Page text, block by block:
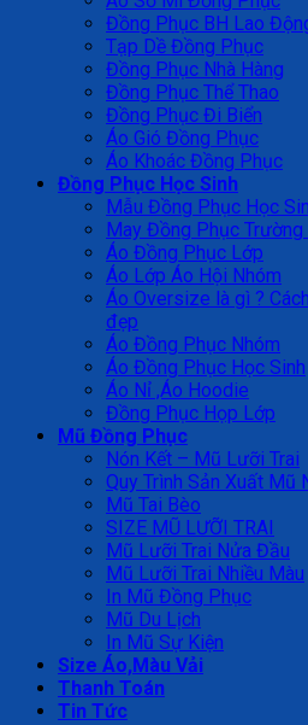
Đồng Phục BH Lao
Tạp Dề Đồng Phục
Đồng Phục Nhà Hàng
Đồng Phục Thể Thao
Đồng Phục Đi Biển
Áo Gió Đồng Phục
Áo Khoác Đồng Phục
Đồng Phục Học Sinh
Mẫu Đồng Phục Học
May Đồng Phục Trường
Áo Đồng Phục Lớp
Áo Lớp Áo Hội Nhóm
Áo Oversize là gì ?
đẹp
Áo Đồng Phục Nhóm
Áo Đồng Phục Học Sinh
Áo Nỉ ,Áo Hoodie
Đồng Phục Họp Lớp
Mũ Đồng Phục
Nón Kết – Mũ Lưỡi Trai
Quy Trình Sản Xuất Mũ
Mũ Tai Bèo
SIZE MŨ LƯỠI TRAI
Mũ Lưỡi Trai Nửa Đầu
Mũ Lưỡi Trai Nhiều Màu
In Mũ Đồng Phục
Mũ Du Lịch
In Mũ Sự Kiện
Size Áo,Màu Vải
Thanh Toán
Tin Tức